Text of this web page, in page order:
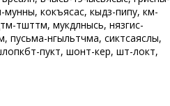
кокъясасӧ, кыдз-пипу, кӧм-
тшӧттӧм, мукӧдлӧнысь, нязгис-
пусьӧма-нӧгыльтчӧма, сиктсаяслы,
пуктӧ, шонтӧ-керӧ, шӧтӧ-локтӧ,